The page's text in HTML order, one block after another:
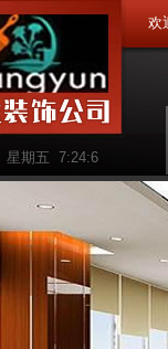
欢
星期五 7:24:7